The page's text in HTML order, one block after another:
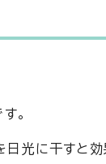
。
日光に干すと効